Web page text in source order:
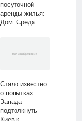
посуточной
аренды жилья:
Дом: Среда
Стало известно
о попытках
Запада
подтолкнуть
Киев к